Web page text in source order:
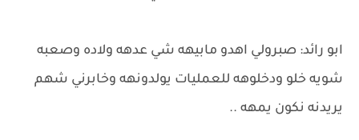
ابو رائد: صبرولي اهدو مابيهه شي عدهه ولاده وصعبه
شويه خلو ودخلوهه للعمليات يولدونهه وخابرني شهم
يريدنه نكون يمهه ..